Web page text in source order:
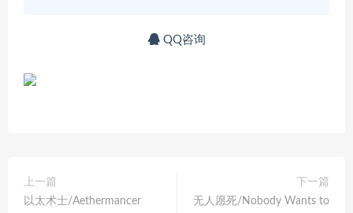
QQ咨询
上一篇
以太术士/Aethermancer
下一篇
无人愿死/Nobody Wants to